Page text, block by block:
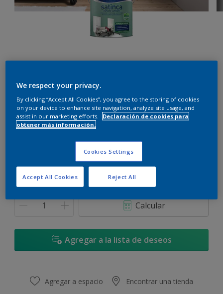
Azul Balneario - 70BG 40/050
Cambiar de color
Cantidad Calculadora de pintura
Calcular
Agregar a la lista de deseos
Agregar a espacio Encontrar una tienda
We respect your privacy.
By clicking “Accept All Cookies”, you agree to the storing of cookies
on your device to enhance site navigation, analyze site usage, and
assist in our marketing efforts.
Declaración de cookies para
obtener más información.
Cookies Settings
Reject All
Accept All Cookies